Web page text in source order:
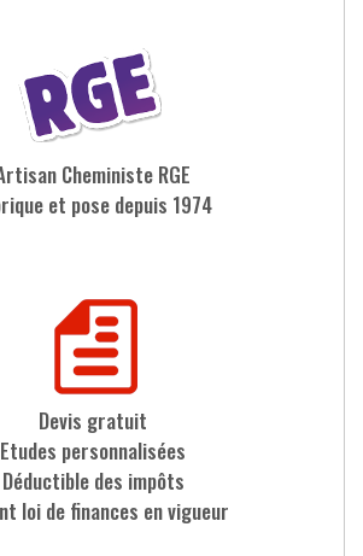
Cheministe RGE
et pose depuis 1974
Devis gratuit
Etudes personnalisées
Déductible des impôts
loi de finances en vigueur